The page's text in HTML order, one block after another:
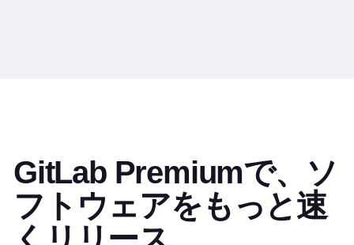
GitLab Premiumで、ソ
フトウェアをもっと速